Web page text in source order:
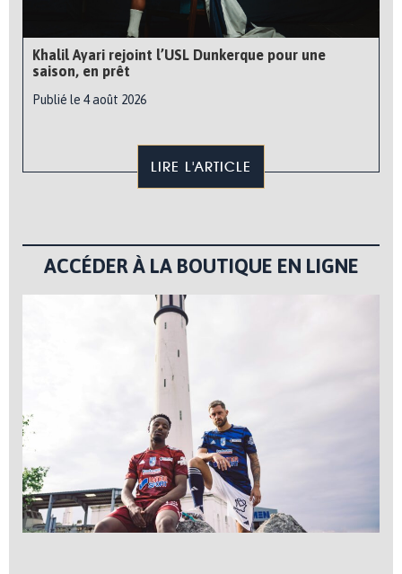
Khalil Ayari rejoint l’USL Dunkerque pour une
saison, en prêt
Publié le 4 août 2026
LIRE L'ARTICLE
ACCÉDER À LA BOUTIQUE EN LIGNE